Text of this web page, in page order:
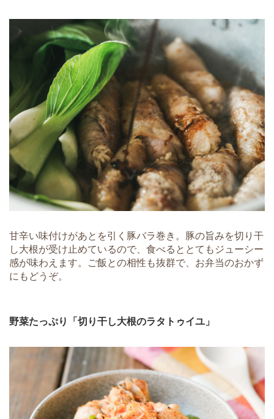
甘辛い味付けがあとを引く豚バラ巻き。豚の旨みを切り干
し大根が受け止めているので、食べるととてもジューシー
感が味わえます。ご飯との相性も抜群で、お弁当のおかず
にもどうぞ。
野菜たっぷり「切り干し大根のラタトゥイユ」